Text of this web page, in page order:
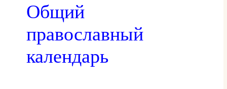
Общий
православный
календарь